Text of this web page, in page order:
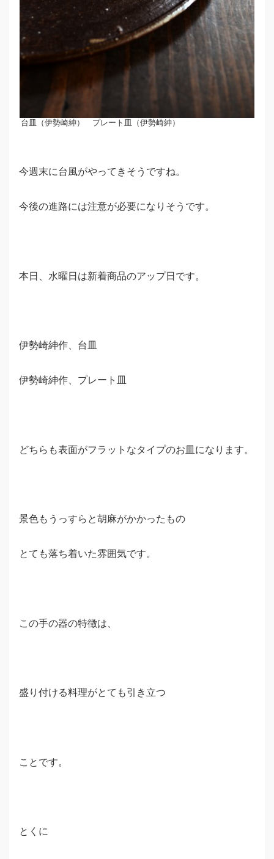
台皿（伊勢崎紳） プレート皿（伊勢崎紳）
今週末に台風がやってきそうですね。
今後の進路には注意が必要になりそうです。
本日、水曜日は新着商品のアップ日です。
伊勢崎紳作、台皿
伊勢崎紳作、プレート皿
どちらも表面がフラットなタイプのお皿になります。
景色もうっすらと胡麻がかかったもの
とても落ち着いた雰囲気です。
この手の器の特徴は、
盛り付ける料理がとても引き立つ
ことです。
とくに